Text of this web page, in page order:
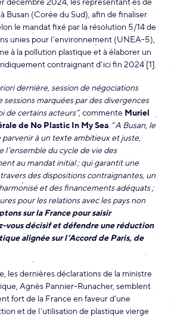
Busan (Corée du Sud), afin de finaliser
le mandat fixé par la résolution 5/14 de
unies pour l’environnement (UNEA-5),
à la pollution plastique et à élaborer un
contraignant d’ici fin 2024 [1].
dernière, session de négociations
marquées par des divergences
de certains acteurs”, commente Muriel
de No Plastic In My Sea . “A Busan, le
à un texte ambitieux et juste,
l’ensemble du cycle de vie des
au mandat initial ; qui garantit une
des dispositions contraignantes, un
et des financements adéquats ;
pour les relations avec les pays non
sur la France pour saisir
vous décisif et défendre une réduction
alignée sur l’Accord de Paris, de
les dernières déclarations de la ministre
Agnès Pannier-Runacher, semblent
fort de la France en faveur d’une
et de l’utilisation de plastique vierge